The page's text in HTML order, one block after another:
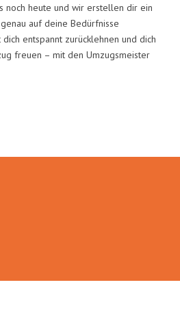
noch heute und wir erstellen dir ein
auf deine Bedürfnisse
dich entspannt zurücklehnen und dich
freuen – mit den Umzugsmeister